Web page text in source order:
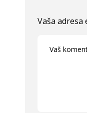
Vaša